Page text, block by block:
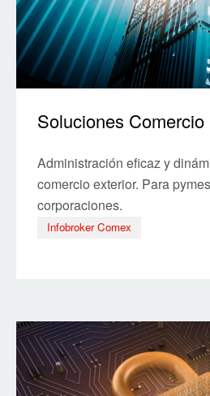
Soluciones
Administración eficaz y
comercio exterior. Para
corporaciones.
Infobroker Comex